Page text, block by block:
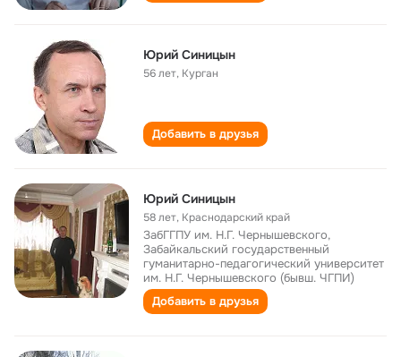
Юрий Синицын
56 лет, Курган
Добавить в друзья
Юрий Синицын
58 лет, Краснодарский край
ЗабГГПУ им. Н.Г. Чернышевского,
Забайкальский государственный
гуманитарно-педагогический университет
им. Н.Г. Чернышевского (бывш. ЧГПИ)
Добавить в друзья